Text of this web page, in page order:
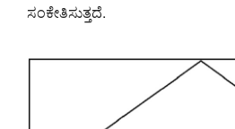
ಸಂಕೇತಿಸುತ್ತದೆ.